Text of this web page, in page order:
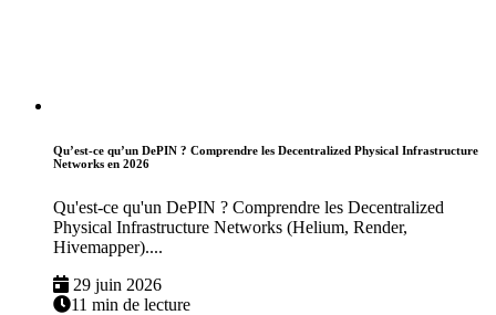
Qu’est-ce qu’un DePIN ? Comprendre les Decentralized Physical Infrastructure
Networks en 2026
Qu'est-ce qu'un DePIN ? Comprendre les Decentralized
Physical Infrastructure Networks (Helium, Render,
Hivemapper)....
29 juin 2026
11 min de lecture